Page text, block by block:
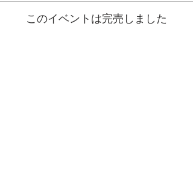
このイベントは完売しました